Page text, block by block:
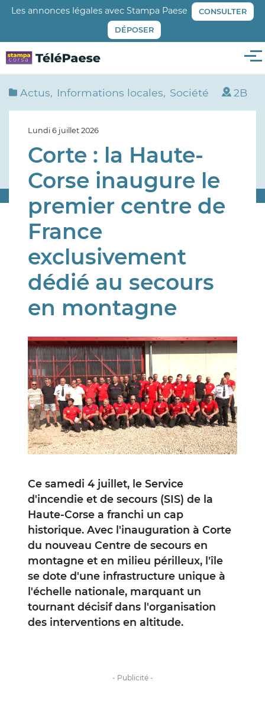
Aller
principal
Les annonces légales avec Stampa Paese CONSULTER
DÉPOSER
Actus Informations locales Société 2B
Lundi 6 juillet 2026
Corte : la Haute-
Corse inaugure le
premier centre de
France
exclusivement
dédié au secours
en montagne
Image
Ce samedi 4 juillet, le Service
d'incendie et de secours (SIS) de la
Haute-Corse a franchi un cap
historique. Avec l'inauguration à Corte
du nouveau Centre de secours en
montagne et en milieu périlleux, l'île
se dote d'une infrastructure unique à
l'échelle nationale, marquant un
tournant décisif dans l'organisation
des interventions en altitude.